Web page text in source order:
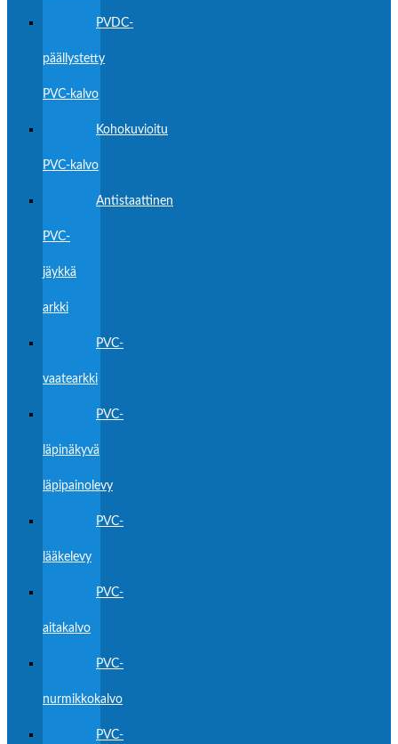
PVDC-
päällystetty
PVC-kalvo
Kohokuvioitu
PVC-kalvo
Antistaattinen
PVC-
jäykkä
arkki
PVC-
vaatearkki
PVC-
läpinäkyvä
läpipainolevy
PVC-
lääkelevy
PVC-
aitakalvo
PVC-
nurmikkokalvo
PVC-